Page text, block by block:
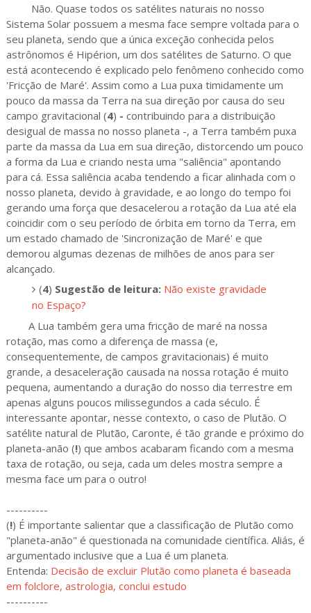
Não. Quase todos os satélites naturais no nosso
Sistema Solar possuem a mesma face sempre voltada para o
seu planeta, sendo que a única exceção conhecida pelos
astrônomos é Hipérion, um dos satélites de Saturno. O que
está acontecendo é explicado pelo fenômeno conhecido como
'Fricção de Maré'. Assim como a Lua puxa timidamente um
pouco da massa da Terra na sua direção por causa do seu
campo gravitacional (4) - contribuindo para a distribuição
desigual de massa no nosso planeta -, a Terra também puxa
parte da massa da Lua em sua direção, distorcendo um pouco
a forma da Lua e criando nesta uma "saliência" apontando
para cá. Essa saliência acaba tendendo a ficar alinhada com o
nosso planeta, devido à gravidade, e ao longo do tempo foi
gerando uma força que desacelerou a rotação da Lua até ela
coincidir com o seu período de órbita em torno da Terra, em
um estado chamado de 'Sincronização de Maré' e que
demorou algumas dezenas de milhões de anos para ser
alcançado.
(4) Sugestão de leitura: Não existe gravidade
no Espaço?
A Lua também gera uma fricção de maré na nossa
rotação, mas como a diferença de massa (e,
consequentemente, de campos gravitacionais) é muito
grande, a desaceleração causada na nossa rotação é muito
pequena, aumentando a duração do nosso dia terrestre em
apenas alguns poucos milissegundos a cada século. É
interessante apontar, nesse contexto, o caso de Plutão. O
satélite natural de Plutão, Caronte, é tão grande e próximo do
planeta-anão (!) que ambos acabaram ficando com a mesma
taxa de rotação, ou seja, cada um deles mostra sempre a
mesma face um para o outro!
----------
(!) É importante salientar que a classificação de Plutão como
"planeta-anão" é questionada na comunidade científica. Aliás, é
argumentado inclusive que a Lua é um planeta.
Entenda: Decisão de excluir Plutão como planeta é baseada
em folclore, astrologia, conclui estudo
----------